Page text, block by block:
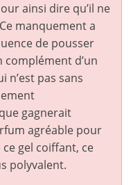
ainsi dire qu’il ne
manquement a
de pousser
complément d’un
n’est pas sans
gagnerait
agréable pour
gel coiffant, ce
polyvalent.